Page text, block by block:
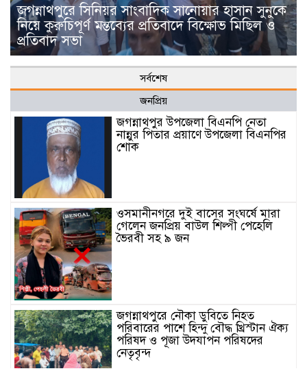
জগন্নাথপুরে সিনিয়র সাংবাদিক সানোয়ার হাসান সুনুকে
নিয়ে কুরুচিপূর্ণ মন্তব্যের প্রতিবাদে বিক্ষোভ মিছিল ও
প্রতিবাদ সভা
সর্বশেষ
জনপ্রিয়
জগন্নাথপুর উপজেলা বিএনপি নেতা
নান্নুর পিতার প্রয়াণে উপজেলা বিএনপির
শোক
ওসমানীনগরে দুই বাসের সংঘর্ষে মারা
গেলেন জনপ্রিয় বাউল শিল্পী পেহেলি
ভৈরবী সহ ৯ জন
জগন্নাথপুরে নৌকা ডুবিতে নিহত
পরিবারের পাশে হিন্দু বৌদ্ধ খ্রিস্টান ঐক্য
পরিষদ ও পূজা উদযাপন পরিষদের
নেতৃবৃন্দ